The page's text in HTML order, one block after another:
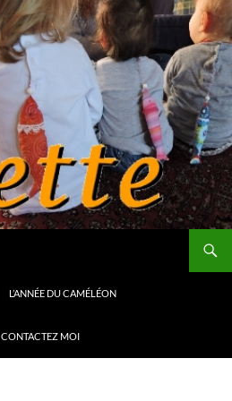
L’ANNÉE DU CAMÉLÉON
CONTACTEZ MOI